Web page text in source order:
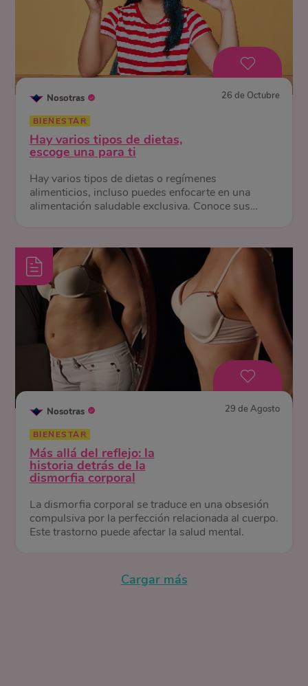
Nosotras 26 de Octubre
BIENESTAR
Hay varios tipos de dietas,
escoge una para ti
Hay varios tipos de dietas o regímenes
alimenticios, incluso puedes enfocarte en una
alimentación saludable exclusiva. Conoce sus
Nosotras 29 de Agosto
BIENESTAR
Más allá del reflejo: la
historia detrás de la
dismorfia corporal
La dismorfia corporal se traduce en una obsesión
compulsiva por la perfección relacionada al cuerpo.
Este trastorno puede afectar la salud mental.
Cargar más